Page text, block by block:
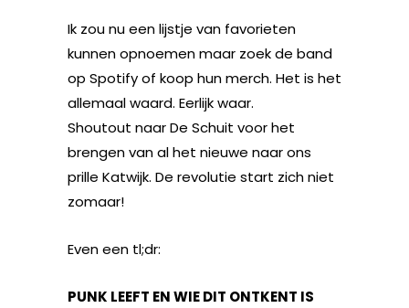
Ik zou nu een lijstje van favorieten
kunnen opnoemen maar zoek de band
op Spotify of koop hun merch. Het is het
allemaal waard. Eerlijk waar.
Shoutout naar De Schuit voor het
brengen van al het nieuwe naar ons
prille Katwijk. De revolutie start zich niet
zomaar!
Even een tl;dr:
PUNK LEEFT EN WIE DIT ONTKENT IS